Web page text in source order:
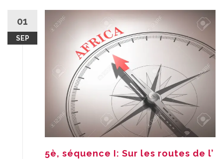
01
SEP
5è, séquence I: Sur les routes de l’